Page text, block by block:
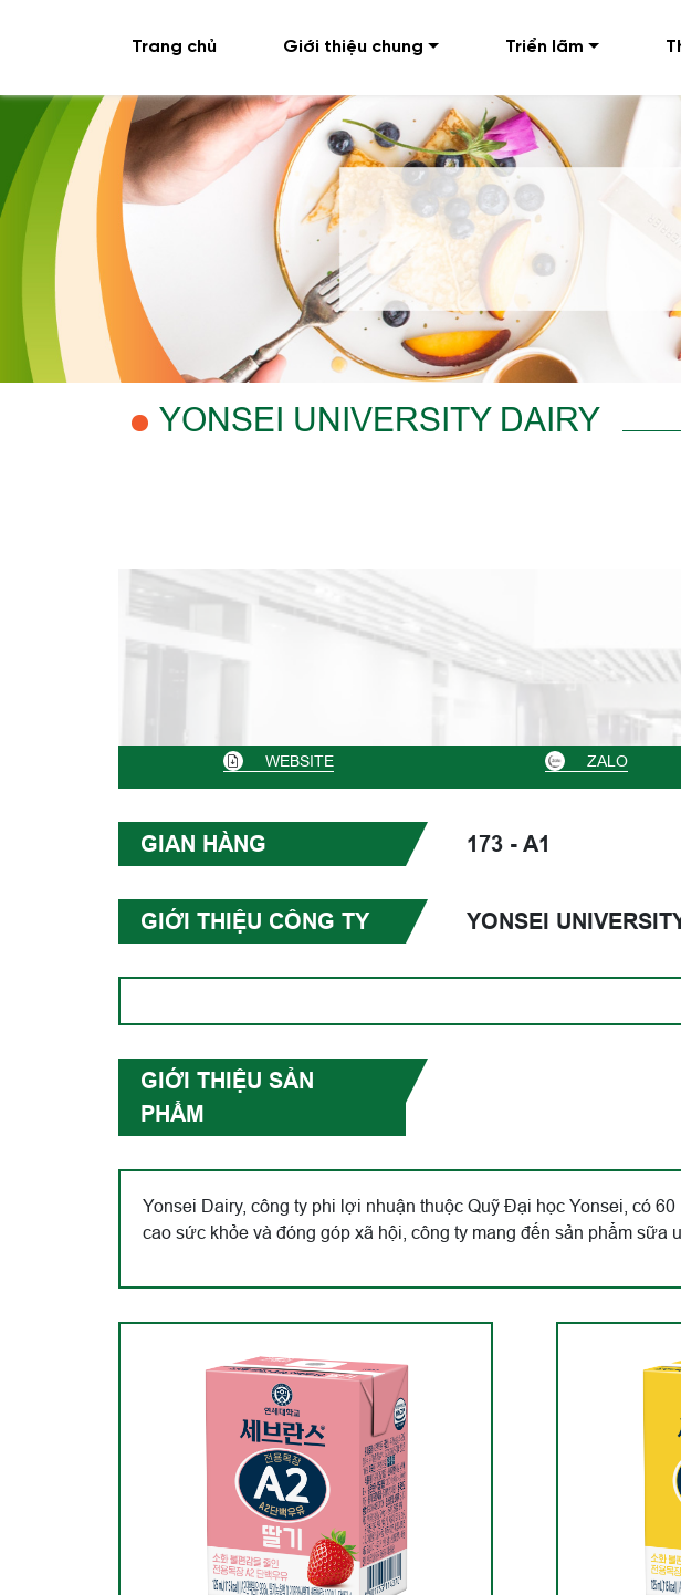
Trang chủ Giới thiệu chung Triển lãm
YONSEI UNIVERSITY DAIRY
WEBSITE ZALO
GIAN HÀNG 173 - A1
GIỚI THIỆU CÔNG TY YONSEI
GIỚI THIỆU SẢN
PHẨM
Yonsei Dairy, công ty phi lợi nhuận thuộc Quỹ Đại học Yonsei, có
cao sức khỏe và đóng góp xã hội, công ty mang đến sản phẩm sữa